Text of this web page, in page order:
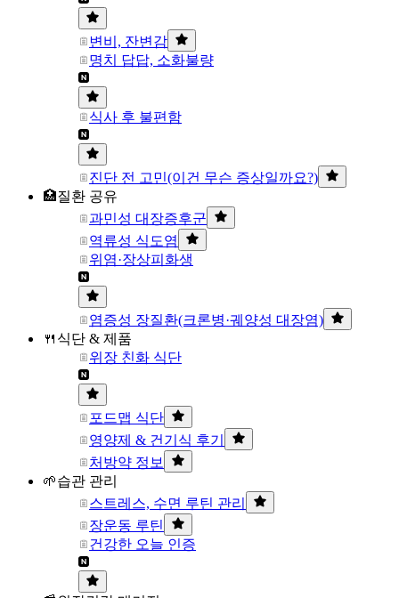
변비, 잔변감
명치 답답, 소화불량
식사 후 불편함
진단 전 고민(이건 무슨 증상일까요?)
🏥질환 공유
과민성 대장증후군
역류성 식도염
위염·장상피화생
염증성 장질환(크론병·궤양성 대장염)
🍴식단 & 제품
위장 친화 식단
포드맵 식단
영양제 & 건기식 후기
처방약 정보
🌱습관 관리
스트레스, 수면 루틴 관리
장운동 루틴
건강한 오늘 인증